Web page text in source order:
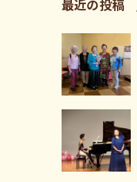
最近の投稿